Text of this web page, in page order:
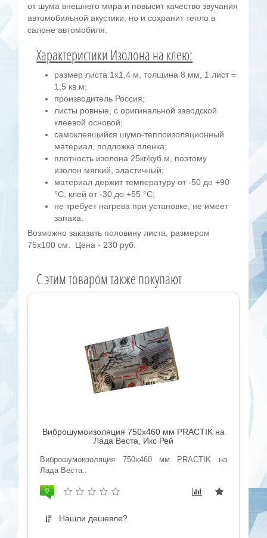
от шума внешнего мира и повысит качество звучания
автомобильной акустики, но и сохранит тепло в
салоне автомобиля.
Характеристики Изолона на клею:
размер листа 1х1,4 м, толщина 8 мм, 1 лист =
1,5 кв.м;
производитель Россия;
листы ровные, с оригинальной заводской
клеевой основой;
самоклеящийся шумо-теплоизоляционный
материал, подложка пленка;
плотность изолона 25кг/куб.м, поэтому
изолон мягкий, эластичный;
материал держит температуру от -50 до +90
°С, клей от -30 до +55 °С;
не требует нагрева при установке, не имеет
запаха.
Возможно заказать половину листа, размером
75x100 см. Цена - 230 руб.
C этим товаром также покупают
Виброшумоизоляция 750х460 мм PRACTIK на
Лада Веста, Икс Рей
Виброшумоизоляция 750х460 мм PRACTIK на
Лада Веста..
0
Нашли дешевле?